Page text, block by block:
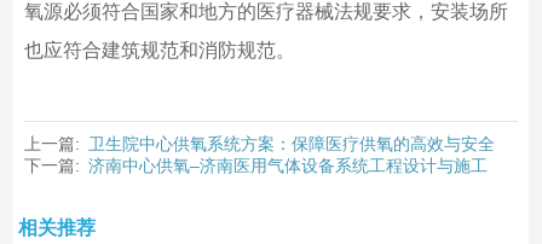
氧源必须符合国家和地方的医疗器械法规要求，安装场所
也应符合建筑规范和消防规范。
上一篇: 卫生院中心供氧系统方案：保障医疗供氧的高效与安全
下一篇: 济南中心供氧–济南医用气体设备系统工程设计与施工
相关推荐